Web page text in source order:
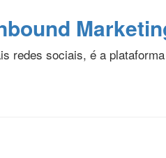
redes sociais, é a